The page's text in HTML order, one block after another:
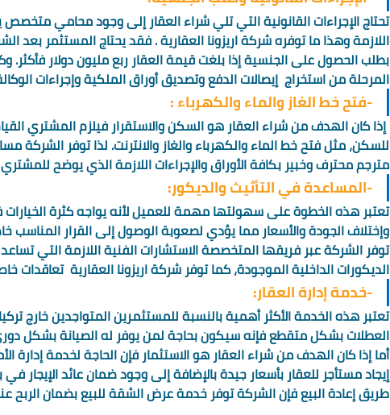
تحتاج الإجراءات القانونية التي تلي شراء العقار إلى وجود محامي متخصص
اللازمة وهذا ما توفره شركة اريزونا العقارية . فقد يحتاج المستثمر بعد
بطلب الحصول على الجنسية إذا بلغت قيمة العقار ربع مليون دولار
المرحلة من استخراج  إيصالات الدفع وتصديق أوراق الملكية وإجراءات
-فتح خط الغاز والماء والكهرباء :
إذا كان الهدف من شراء العقار هو السكن والاستقرار فيلزم المشتري
للسكن، مثل فتح خط الماء والكهرباء والغاز والانترنت. لذا توفر الشركة
مترجم محترف وخبير بكافة الأوراق والإجراءات اللازمة الذي يوضح
-المساعدة في التأثيث والديكور:
تعتبر هذه الخطوة على سهولتها مهمة للعميل لأنه يواجه كثرة الخيارات
وإختلاف الجودة والأسعار مما يؤدي لصعوبة الوصول إلى القرار المناسب
توفر الشركة عبر فريقها المتخصصة الاستشارات الفنية اللازمة التي
الديكورات الداخلية الموجودة، كما توفر شركة اريزونا العقارية  تعاقدات
-خدمة إدارة العقار:
تعتبر هذه الخدمة الأكثر أهمية بالنسبة للمستثمرين المتواجدين خارج
العطلات بشكل متقطع فإنه سيكون بحاجة لمن يوفر له الصيانة بشكل
أما إذا كان الهدف من شراء العقار هو الاستثمار فإن الحاجة لخدمة إدارة
إيجاد مستأجر للعقار بأسعار جيدة بالإضافة إلى وجود ضمان عائد الإيجار
طريق إعادة البيع فإن الشركة توفر خدمة عرض الشقة للبيع بضمان الربح